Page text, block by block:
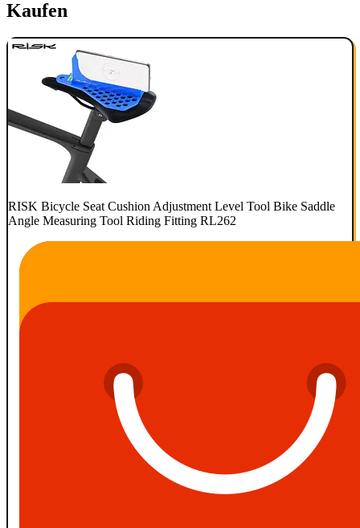
Kaufen
RISK Bicycle Seat Cushion Adjustment Level Tool Bike Saddle
Angle Measuring Tool Riding Fitting RL262